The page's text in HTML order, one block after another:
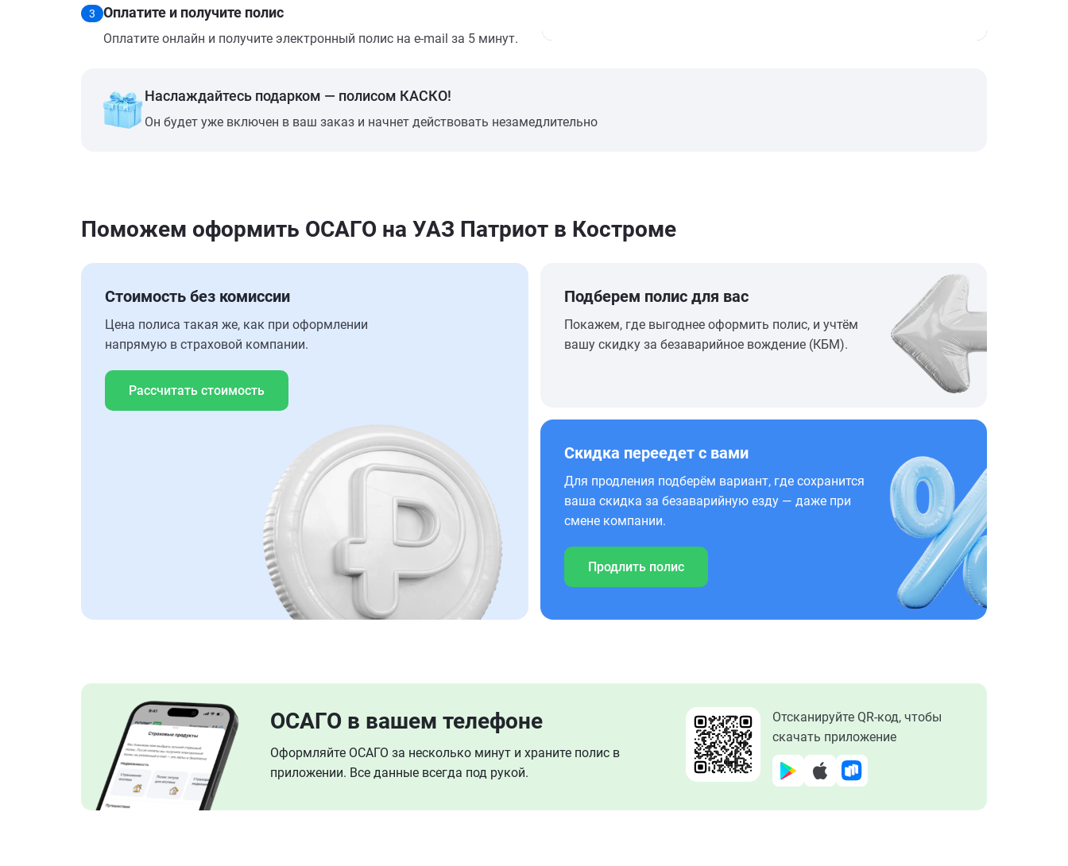
3 Оплатите и получите полис
Оплатите онлайн и получите электронный полис на e-mail за 5 минут.
Наслаждайтесь подарком — полисом КАСКО!
Он будет уже включен в ваш заказ и начнет действовать незамедлительно
Поможем оформить ОСАГО на УАЗ Патриот в Костроме
Стоимость без комиссии
Цена полиса такая же, как при оформлении
напрямую в страховой компании.
Рассчитать стоимость
Подберем полис для вас
Покажем, где выгоднее оформить полис, и учтём
вашу скидку за безаварийное вождение (КБМ).
Скидка переедет с вами
Для продления подберём вариант, где сохранится
ваша скидка за безаварийную езду — даже при
смене компании.
Продлить полис
ОСАГО в вашем телефоне
Оформляйте ОСАГО за несколько минут и храните полис в
приложении. Все данные всегда под рукой.
Отсканируйте QR-код, чтобы
скачать приложение